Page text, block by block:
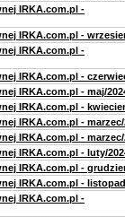
IRKA.com.pl -
IRKA.com.pl -
IRKA.com.pl -
IRKA.com.pl -
IRKA.com.pl - maj/
IRKA.com.pl -
IRKA.com.pl - marzec/
IRKA.com.pl - marzec/
IRKA.com.pl - luty/
IRKA.com.pl -
IRKA.com.pl -
IRKA.com.pl -